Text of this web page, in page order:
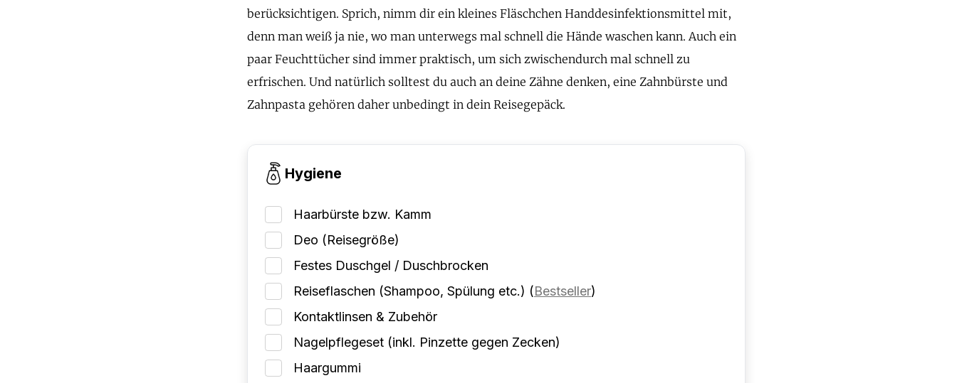
berücksichtigen. Sprich, nimm dir ein kleines Fläschchen Handdesinfektionsmittel mit,
denn man weiß ja nie, wo man unterwegs mal schnell die Hände waschen kann. Auch ein
paar Feuchttücher sind immer praktisch, um sich zwischendurch mal schnell zu
erfrischen. Und natürlich solltest du auch an deine Zähne denken, eine Zahnbürste und
Zahnpasta gehören daher unbedingt in dein Reisegepäck.
Hygiene
Haarbürste bzw. Kamm
Deo (Reisegröße)
Festes Duschgel / Duschbrocken
Reiseflaschen (Shampoo, Spülung etc.) (Bestseller)
Kontaktlinsen & Zubehör
Nagelpflegeset (inkl. Pinzette gegen Zecken)
Haargummi